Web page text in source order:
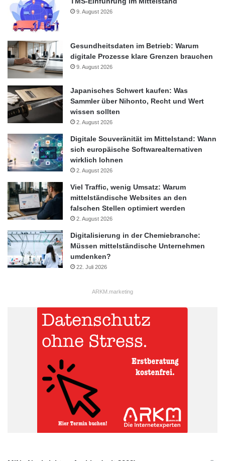
9. August 2026
Gesundheitsdaten im Betrieb: Warum
digitale Prozesse klare Grenzen brauchen
9. August 2026
Japanisches Schwert kaufen: Was
Sammler über Nihonto, Recht und Wert
wissen sollten
2. August 2026
Digitale Souveränität im Mittelstand: Wann
sich europäische Softwarealternativen
wirklich lohnen
2. August 2026
Viel Traffic, wenig Umsatz: Warum
mittelständische Websites an den
falschen Stellen optimiert werden
2. August 2026
Digitalisierung in der Chemiebranche:
Müssen mittelständische Unternehmen
umdenken?
22. Juli 2026
ARKM.marketing